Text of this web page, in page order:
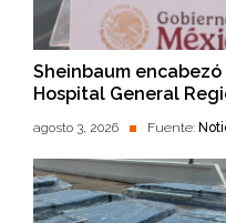
Sheinbaum
Hospital General
agosto 3, 2026 Fuente: